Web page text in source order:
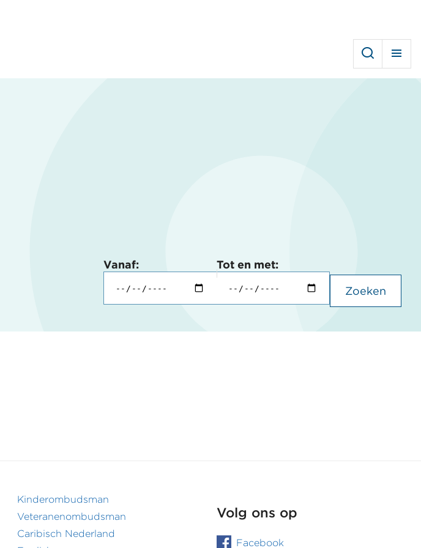
Vanaf: Tot en met:
Zoeken
Footer
secundair
Kinderombudsman
Veteranenombudsman
Caribisch Nederland
Volg ons op
Facebook